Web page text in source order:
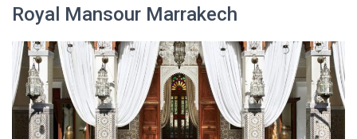
Royal Mansour Marrakech